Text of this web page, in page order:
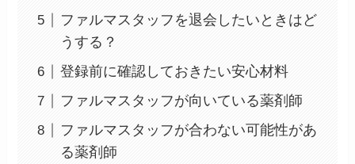
ファルマスタッフを退会したいときはど
うする？
登録前に確認しておきたい安心材料
ファルマスタッフが向いている薬剤師
ファルマスタッフが合わない可能性があ
る薬剤師